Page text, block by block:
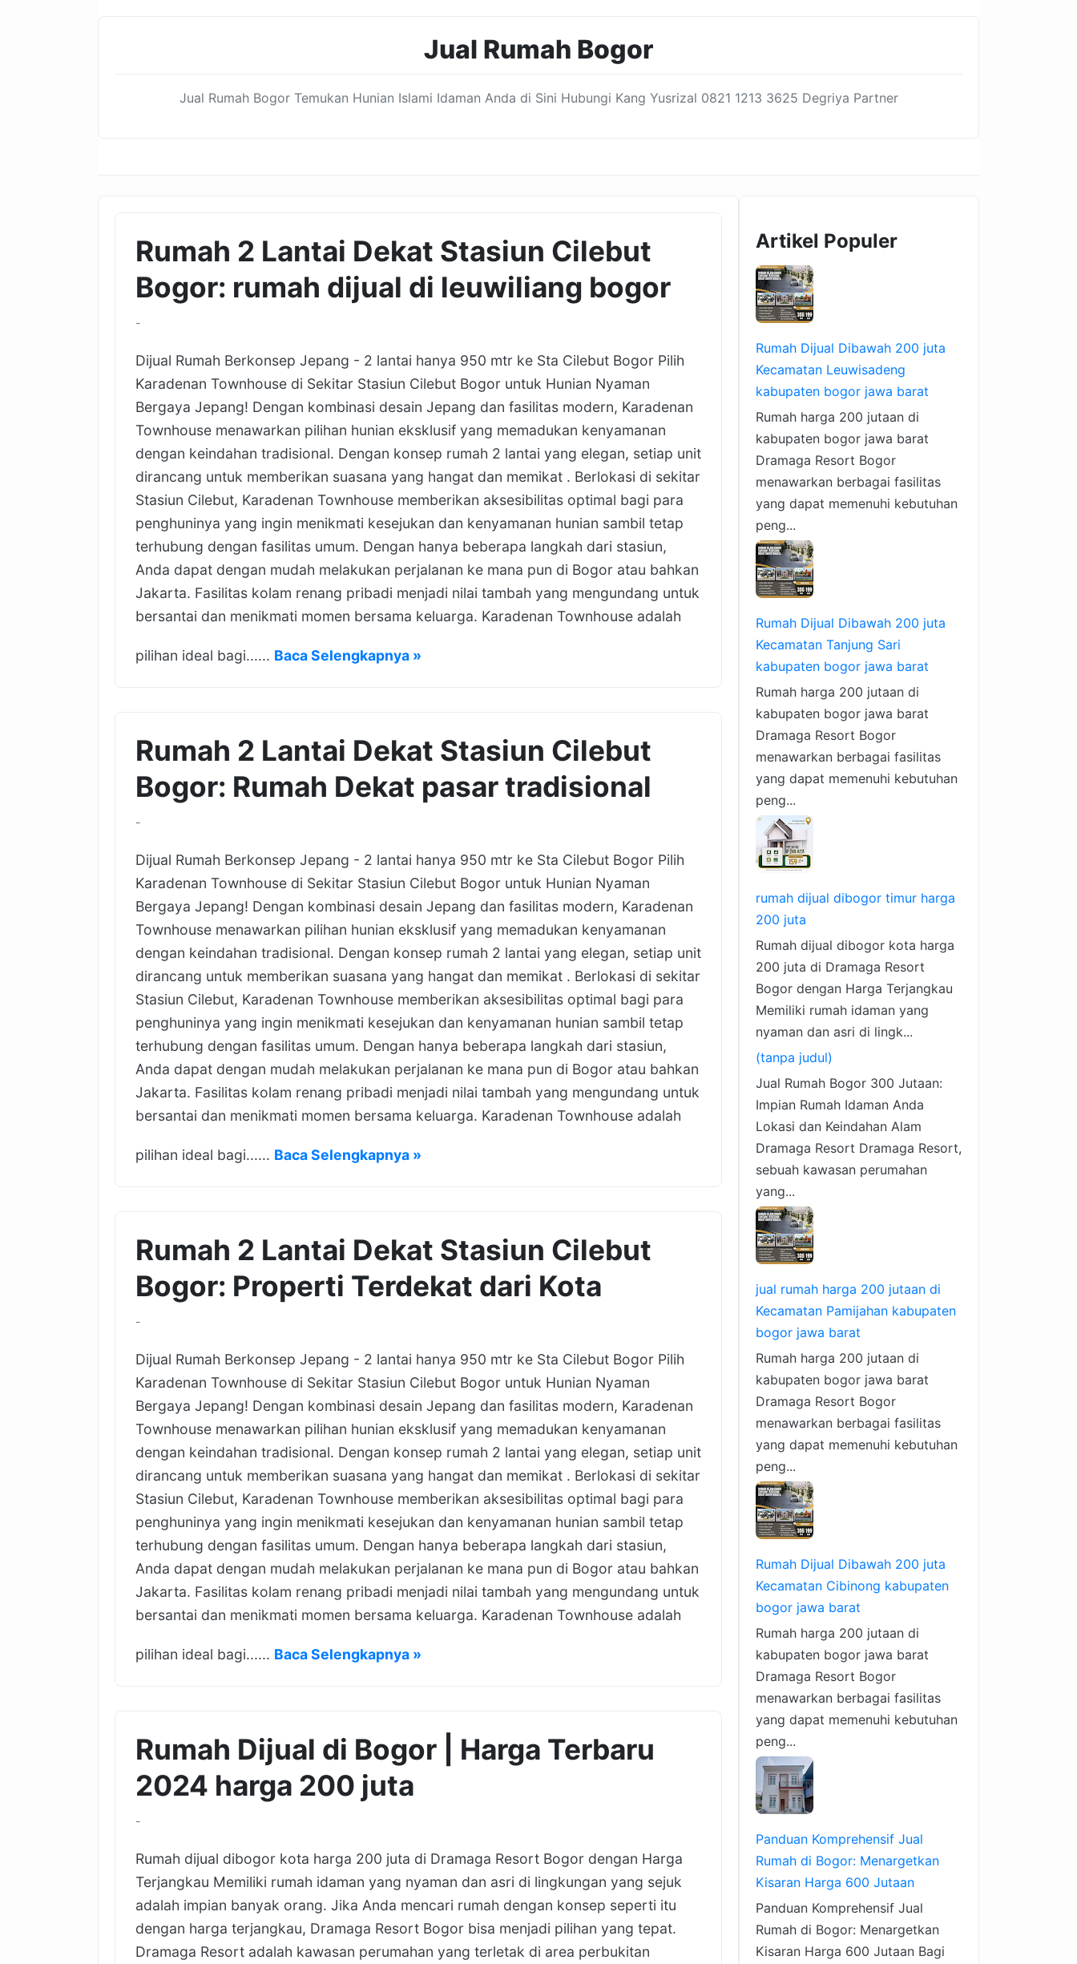
Jual Rumah Bogor
Jual Rumah Bogor Temukan Hunian Islami Idaman Anda di Sini Hubungi Kang Yusrizal 0821 1213 3625 Degriya Partner
Rumah 2 Lantai Dekat Stasiun Cilebut
Bogor: rumah dijual di leuwiliang bogor
-
Dijual Rumah Berkonsep Jepang - 2 lantai hanya 950 mtr ke Sta Cilebut Bogor Pilih
Karadenan Townhouse di Sekitar Stasiun Cilebut Bogor untuk Hunian Nyaman
Bergaya Jepang! Dengan kombinasi desain Jepang dan fasilitas modern, Karadenan
Townhouse menawarkan pilihan hunian eksklusif yang memadukan kenyamanan
dengan keindahan tradisional. Dengan konsep rumah 2 lantai yang elegan, setiap unit
dirancang untuk memberikan suasana yang hangat dan memikat . Berlokasi di sekitar
Stasiun Cilebut, Karadenan Townhouse memberikan aksesibilitas optimal bagi para
penghuninya yang ingin menikmati kesejukan dan kenyamanan hunian sambil tetap
terhubung dengan fasilitas umum. Dengan hanya beberapa langkah dari stasiun,
Anda dapat dengan mudah melakukan perjalanan ke mana pun di Bogor atau bahkan
Jakarta. Fasilitas kolam renang pribadi menjadi nilai tambah yang mengundang untuk
bersantai dan menikmati momen bersama keluarga. Karadenan Townhouse adalah
pilihan ideal bagi...... Baca Selengkapnya »
Rumah 2 Lantai Dekat Stasiun Cilebut
Bogor: Rumah Dekat pasar tradisional
-
Dijual Rumah Berkonsep Jepang - 2 lantai hanya 950 mtr ke Sta Cilebut Bogor Pilih
Karadenan Townhouse di Sekitar Stasiun Cilebut Bogor untuk Hunian Nyaman
Bergaya Jepang! Dengan kombinasi desain Jepang dan fasilitas modern, Karadenan
Townhouse menawarkan pilihan hunian eksklusif yang memadukan kenyamanan
dengan keindahan tradisional. Dengan konsep rumah 2 lantai yang elegan, setiap unit
dirancang untuk memberikan suasana yang hangat dan memikat . Berlokasi di sekitar
Stasiun Cilebut, Karadenan Townhouse memberikan aksesibilitas optimal bagi para
penghuninya yang ingin menikmati kesejukan dan kenyamanan hunian sambil tetap
terhubung dengan fasilitas umum. Dengan hanya beberapa langkah dari stasiun,
Anda dapat dengan mudah melakukan perjalanan ke mana pun di Bogor atau bahkan
Jakarta. Fasilitas kolam renang pribadi menjadi nilai tambah yang mengundang untuk
bersantai dan menikmati momen bersama keluarga. Karadenan Townhouse adalah
pilihan ideal bagi...... Baca Selengkapnya »
Rumah 2 Lantai Dekat Stasiun Cilebut
Bogor: Properti Terdekat dari Kota
-
Dijual Rumah Berkonsep Jepang - 2 lantai hanya 950 mtr ke Sta Cilebut Bogor Pilih
Karadenan Townhouse di Sekitar Stasiun Cilebut Bogor untuk Hunian Nyaman
Bergaya Jepang! Dengan kombinasi desain Jepang dan fasilitas modern, Karadenan
Townhouse menawarkan pilihan hunian eksklusif yang memadukan kenyamanan
dengan keindahan tradisional. Dengan konsep rumah 2 lantai yang elegan, setiap unit
dirancang untuk memberikan suasana yang hangat dan memikat . Berlokasi di sekitar
Stasiun Cilebut, Karadenan Townhouse memberikan aksesibilitas optimal bagi para
penghuninya yang ingin menikmati kesejukan dan kenyamanan hunian sambil tetap
terhubung dengan fasilitas umum. Dengan hanya beberapa langkah dari stasiun,
Anda dapat dengan mudah melakukan perjalanan ke mana pun di Bogor atau bahkan
Jakarta. Fasilitas kolam renang pribadi menjadi nilai tambah yang mengundang untuk
bersantai dan menikmati momen bersama keluarga. Karadenan Townhouse adalah
pilihan ideal bagi...... Baca Selengkapnya »
Rumah Dijual di Bogor | Harga Terbaru
2024 harga 200 juta
-
Rumah dijual dibogor kota harga 200 juta di Dramaga Resort Bogor dengan Harga
Terjangkau Memiliki rumah idaman yang nyaman dan asri di lingkungan yang sejuk
adalah impian banyak orang. Jika Anda mencari rumah dengan konsep seperti itu
dengan harga terjangkau, Dramaga Resort Bogor bisa menjadi pilihan yang tepat.
Dramaga Resort adalah kawasan perumahan yang terletak di area perbukitan
Artikel Populer
Rumah Dijual Dibawah 200 juta
Kecamatan Leuwisadeng
kabupaten bogor jawa barat
Rumah harga 200 jutaan di
kabupaten bogor jawa barat
Dramaga Resort Bogor
menawarkan berbagai fasilitas
yang dapat memenuhi kebutuhan
peng...
Rumah Dijual Dibawah 200 juta
Kecamatan Tanjung Sari
kabupaten bogor jawa barat
Rumah harga 200 jutaan di
kabupaten bogor jawa barat
Dramaga Resort Bogor
menawarkan berbagai fasilitas
yang dapat memenuhi kebutuhan
peng...
rumah dijual dibogor timur harga
200 juta
Rumah dijual dibogor kota harga
200 juta di Dramaga Resort
Bogor dengan Harga Terjangkau
Memiliki rumah idaman yang
nyaman dan asri di lingk...
(tanpa judul)
Jual Rumah Bogor 300 Jutaan:
Impian Rumah Idaman Anda
Lokasi dan Keindahan Alam
Dramaga Resort Dramaga Resort,
sebuah kawasan perumahan
yang...
jual rumah harga 200 jutaan di
Kecamatan Pamijahan kabupaten
bogor jawa barat
Rumah harga 200 jutaan di
kabupaten bogor jawa barat
Dramaga Resort Bogor
menawarkan berbagai fasilitas
yang dapat memenuhi kebutuhan
peng...
Rumah Dijual Dibawah 200 juta
Kecamatan Cibinong kabupaten
bogor jawa barat
Rumah harga 200 jutaan di
kabupaten bogor jawa barat
Dramaga Resort Bogor
menawarkan berbagai fasilitas
yang dapat memenuhi kebutuhan
peng...
Panduan Komprehensif Jual
Rumah di Bogor: Menargetkan
Kisaran Harga 600 Jutaan
Panduan Komprehensif Jual
Rumah di Bogor: Menargetkan
Kisaran Harga 600 Jutaan Bagi